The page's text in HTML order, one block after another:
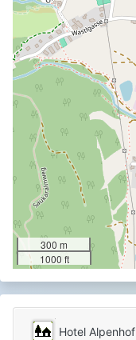
300 m
1000 ft
Hotel Alpenhof